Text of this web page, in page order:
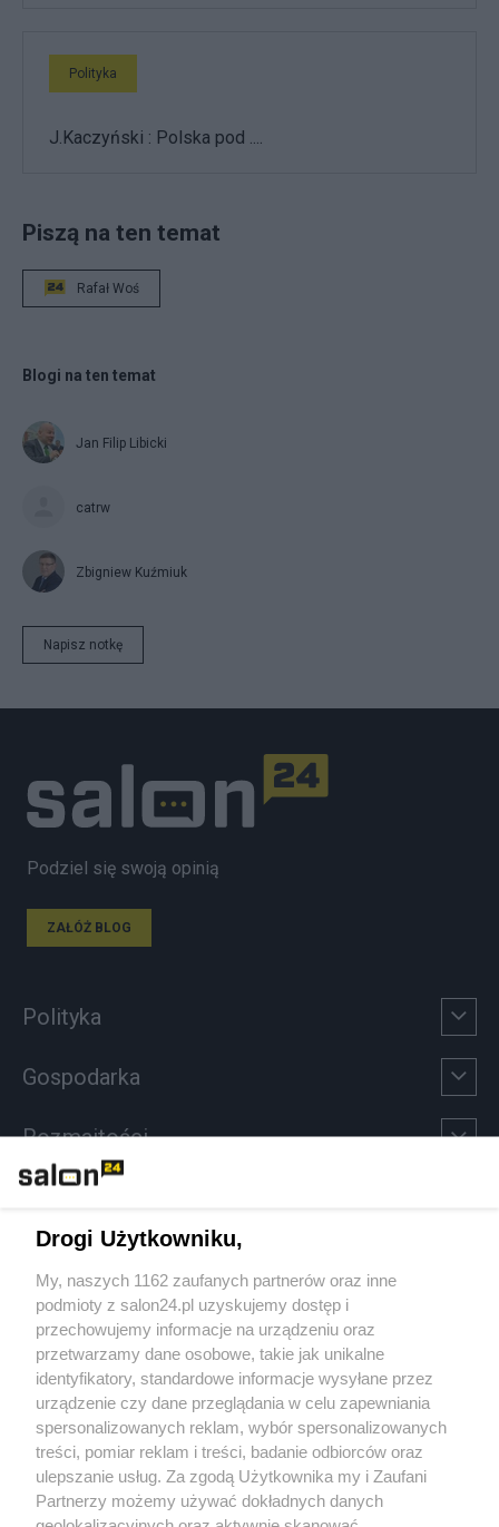
Polityka
J.Kaczyński : Polska pod ....
Piszą na ten temat
Rafał Woś
Blogi na ten temat
Jan Filip Libicki
catrw
Zbigniew Kuźmiuk
Napisz notkę
Podziel się swoją opinią
ZAŁÓŻ BLOG
Polityka
Gospodarka
Rozmaitości
Sport
Społeczeństwo
Kultura
X Facebook Instagram Youtube
Drogi Użytkowniku,
My, naszych 1162 zaufanych partnerów oraz inne
podmioty z salon24.pl uzyskujemy dostęp i
przechowujemy informacje na urządzeniu oraz
przetwarzamy dane osobowe, takie jak unikalne
identyfikatory, standardowe informacje wysyłane przez
urządzenie czy dane przeglądania w celu zapewniania
spersonalizowanych reklam, wybór spersonalizowanych
treści, pomiar reklam i treści, badanie odbiorców oraz
ulepszanie usług. Za zgodą Użytkownika my i Zaufani
Partnerzy możemy używać dokładnych danych